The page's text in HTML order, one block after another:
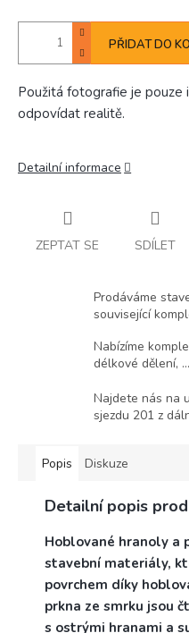
PŘIDAT DO
Použitá fotografie je pouze
odpovídat realitě.
Detailní informace
ZEPTAT SE SDÍLET
Prodáváme
související
Nabízíme
délkové dělení, ...
Najdete nás na
sjezdu 201 z
Popis Diskuze
Detailní popis
Hoblované hranoly a
stavební materiály,
povrchem díky
prkna ze smrku jsou
s ostrými hranami a